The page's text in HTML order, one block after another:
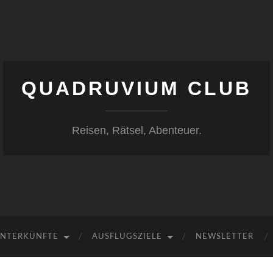
QUADRUVIUM CLUB
Reisen, Rätsel, Abenteuer.
AUSFLUGSZIELE NEWSLETTER